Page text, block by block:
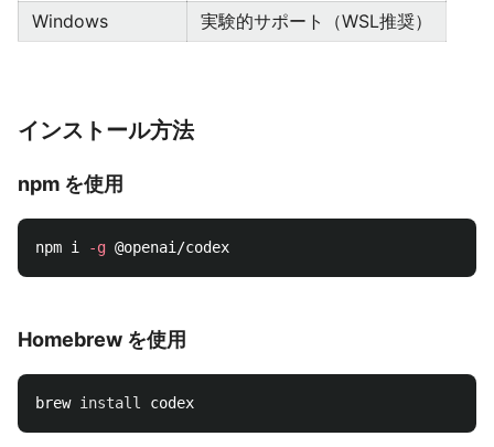
Windows
実験的サポート（WSL推奨）
インストール方法
npm を使用
npm i -g
Homebrew を使用
brew install